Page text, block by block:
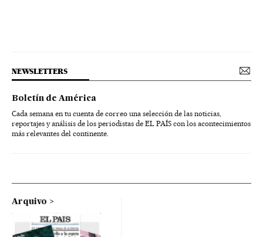
NEWSLETTERS
Boletín de América
Cada semana en tu cuenta de correo una selección de las noticias,
reportajes y análisis de los periodistas de EL PAÍS con los acontecimientos
más relevantes del continente.
Arquivo